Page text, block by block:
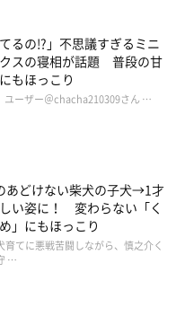
てるの!?」不思議すぎるミニ
スの寝相が話題 普段の甘
もほっこり
ユーザー＠chacha210309さん …
あどけない柴犬の子犬→1才
い姿に！ 変わらない「く
」にもほっこり
育てに悪戦苦闘しながら、慎之介く
…